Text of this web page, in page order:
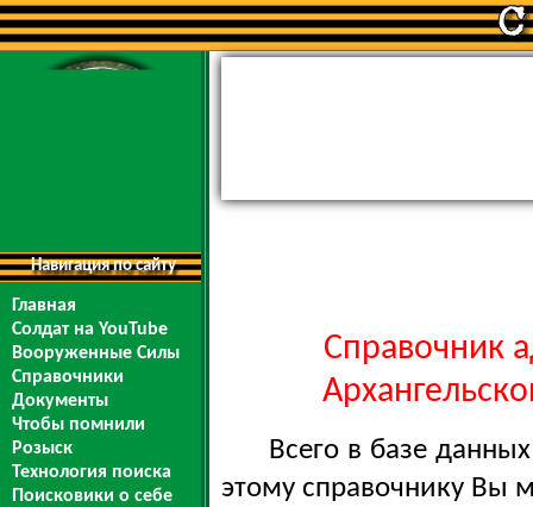
Навигация по сайту
Главная
Солдат на YouTube
Вооруженные Силы
Справочники
Документы
Чтобы помнили
Розыск
Технология поиска
Поисковики о себе
Справочник
Всего в базе
этому справочнику Вы